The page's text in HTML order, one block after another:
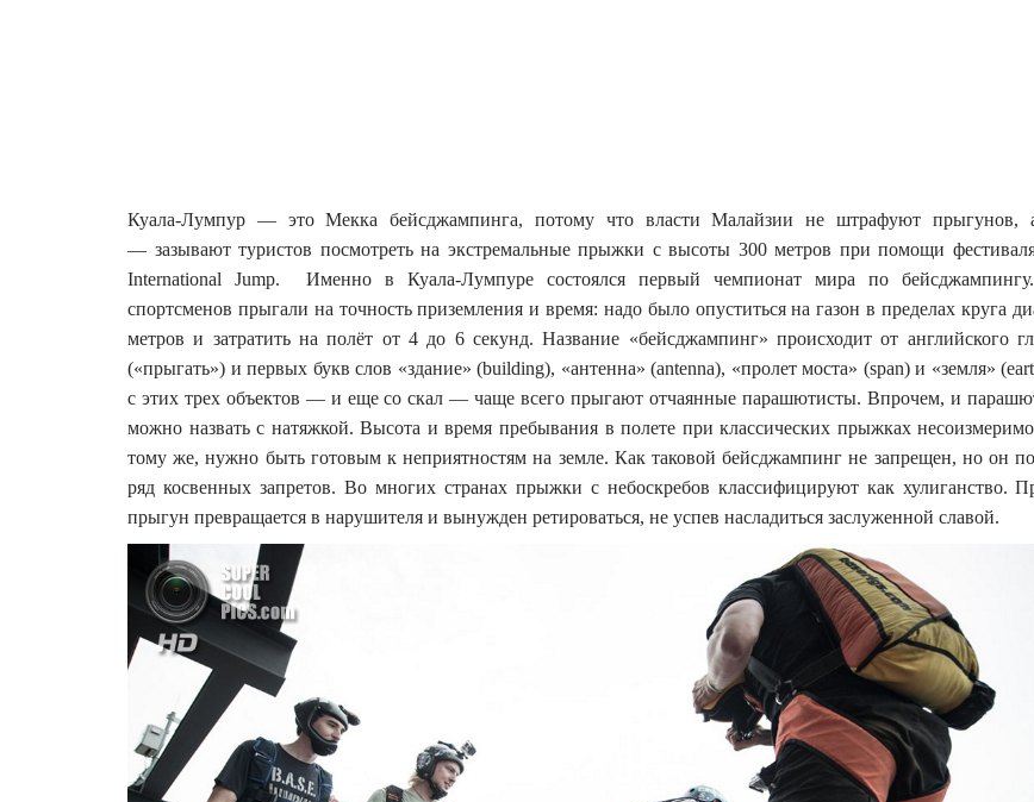
Куала-Лумпур — это Мекка бейсджампинга, потому что власти Малайзии не штрафуют прыгунов,
— зазывают туристов посмотреть на экстремальные прыжки с высоты 300 метров при помощи
International Jump.
Именно в Куала-Лумпуре состоялся первый чемпионат мира по
спортсменов прыгали на точность приземления и время: надо было опуститься на газон в пределах круга
метров и затратить на полёт от 4 до 6 секунд. Название «бейсджампинг» происходит от английского
(«прыгать») и первых букв слов «здание» (building), «антенна» (antenna), «пролет моста» (span) и «земля»
с этих трех объектов — и еще со скал — чаще всего прыгают отчаянные парашютисты. Впрочем, и
можно назвать с натяжкой. Высота и время пребывания в полете при классических прыжках
тому же, нужно быть готовым к неприятностям на земле. Как таковой бейсджампинг не запрещен, но он
ряд косвенных запретов. Во многих странах прыжки с небоскребов классифицируют как хулиганство.
прыгун превращается в нарушителя и вынужден ретироваться, не успев насладиться заслуженной славой.